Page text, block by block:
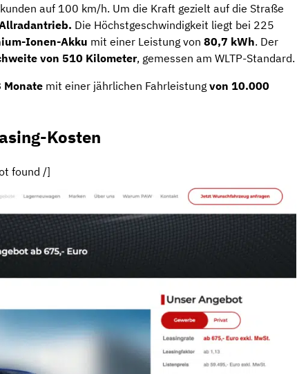
auf 100 km/h. Um die Kraft gezielt auf die Straße
Die Höchstgeschwindigkeit liegt bei 225
Ionen-Akku mit einer Leistung von 80,7 kWh. Der
von 510 Kilometer, gemessen am WLTP-Standard.
Monate mit einer jährlichen Fahrleistung von 10.000
Kosten
found /]